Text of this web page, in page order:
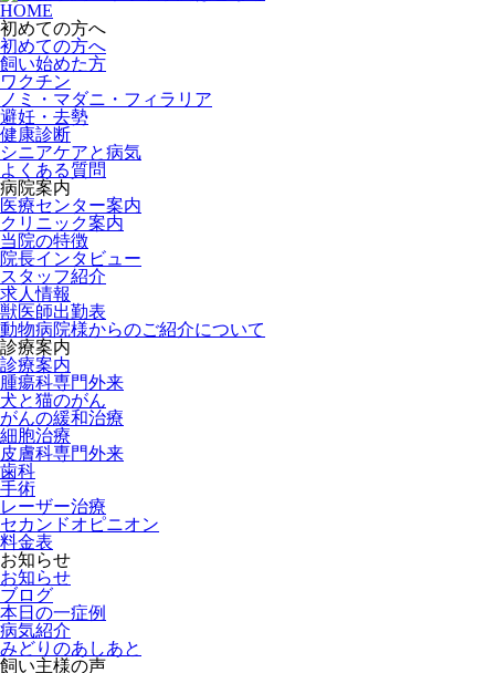
HOME
初めての方へ
初めての方へ
飼い始めた方
ワクチン
ノミ・マダニ・フィラリア
避妊・去勢
健康診断
シニアケアと病気
よくある質問
病院案内
医療センター案内
クリニック案内
当院の特徴
院長インタビュー
スタッフ紹介
求人情報
獣医師出勤表
動物病院様からのご紹介について
診療案内
診療案内
腫瘍科専門外来
犬と猫のがん
がんの緩和治療
細胞治療
皮膚科専門外来
歯科
手術
レーザー治療
セカンドオピニオン
料金表
お知らせ
お知らせ
ブログ
本日の一症例
病気紹介
みどりのあしあと
飼い主様の声